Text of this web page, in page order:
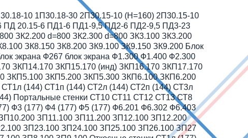
10 1П30.18-30 2П30.15-10 (H=160) 2П30.15-10
ПД 20.15-6 ПД1-6 ПД1-9,5 ПД2-6 ПД2-9,5 ПД3-23
ЗК2.200 d=800 ЗК2.300 d=800 ЗК3.100 ЗК3.200
ЗК8.150 ЗК8.200 ЗК9.100 ЗК9.150 ЗК9.200 Блок
Ф267 блок экрана Ф1.300 Ф1.400 Ф2.300
ЗКП14.170 ЗКП15.170 (инд) ЗКП16.170 ЗКП17.170
ЗКП5.100 ЗКП5.200 ЗКП5.300 ЗКП6.100 ЗКП6.200
(144) СТ1п (144) СТ2л (144) СТ2п (144) СТ3л
Портальные стенки СТ10 СТ11 СТ12 СТ13 СТ8
Ф3 (177) Ф4 (177) Ф5 (177) Ф6.201 Ф6.302 Ф6.403
ЗП11.100 ЗП11.200 ЗП12.100 ЗП12.200
ЗП23.100 ЗП24.100 ЗП25.100 ЗП26.100 ЗП27